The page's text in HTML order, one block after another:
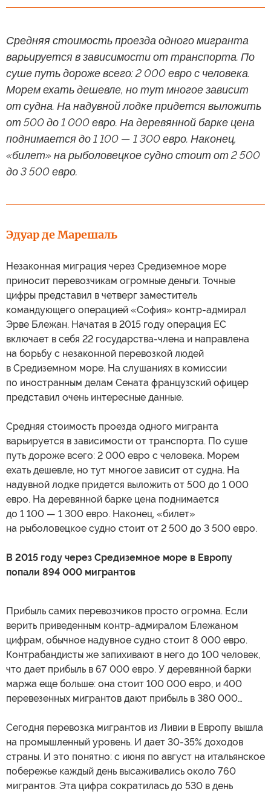
Средняя стоимость проезда одного мигранта
варьируется в зависимости от транспорта. По
суше путь дороже всего: 2 000 евро с человека.
Морем ехать дешевле, но тут многое зависит
от судна. На надувной лодке придется выложить
от 500 до 1 000 евро. На деревянной барке цена
поднимается до 1 100 — 1 300 евро. Наконец,
«билет» на рыболовецкое судно стоит от 2 500
до 3 500 евро.
Эдуар де Марешаль
Незаконная миграция через Средиземное море
приносит перевозчикам огромные деньги. Точные
цифры представил в четверг заместитель
командующего операцией «София» контр-адмирал
Эрве Блежан. Начатая в 2015 году операция ЕС
включает в себя 22 государства-члена и направлена
на борьбу с незаконной перевозкой людей
в Средиземном море. На слушаниях в комиссии
по иностранным делам Сената французский офицер
представил очень интересные данные.
Средняя стоимость проезда одного мигранта
варьируется в зависимости от транспорта. По суше
путь дороже всего: 2 000 евро с человека. Морем
ехать дешевле, но тут многое зависит от судна. На
надувной лодке придется выложить от 500 до 1 000
евро. На деревянной барке цена поднимается
до 1 100 — 1 300 евро. Наконец, «билет»
на рыболовецкое судно стоит от 2 500 до 3 500 евро.
В 2015 году через Средиземное море в Европу
попали 894 000 мигрантов
Прибыль самих перевозчиков просто огромна. Если
верить приведенным контр-адмиралом Блежаном
цифрам, обычное надувное судно стоит 8 000 евро.
Контрабандисты же запихивают в него до 100 человек,
что дает прибыль в 67 000 евро. У деревянной барки
маржа еще больше: она стоит 100 000 евро, и 400
перевезенных мигрантов дают прибыль в 380 000…
Сегодня перевозка мигрантов из Ливии в Европу вышла
на промышленный уровень. И дает 30-35% доходов
страны. И это понятно: с июня по август на итальянское
побережье каждый день высаживались около 760
мигрантов. Эта цифра сократилась до 530 в день